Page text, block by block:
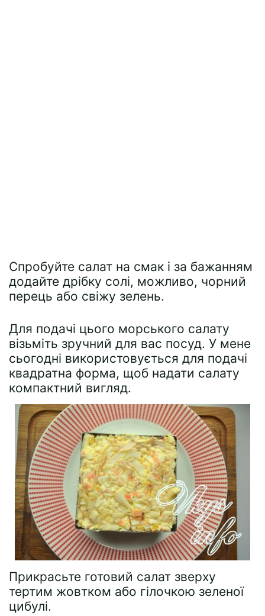
Спробуйте салат на смак і за бажанням
додайте дрібку солі, можливо, чорний
перець або свіжу зелень.
Для подачі цього морського салату
візьміть зручний для вас посуд. У мене
сьогодні використовується для подачі
квадратна форма, щоб надати салату
компактний вигляд.
Прикрасьте готовий салат зверху
тертим жовтком або гілочкою зеленої
цибулі.